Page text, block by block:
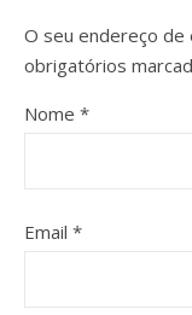
O seu endereço de
obrigatórios
Nome *
Email *